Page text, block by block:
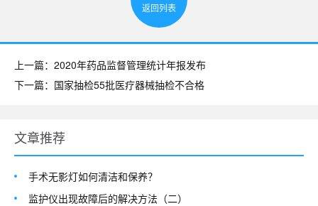
返回列表
上一篇：2020年药品监督管理统计年报发布
下一篇：国家抽检55批医疗器械抽检不合格
文章推荐
手术无影灯如何清洁和保养？
监护仪出现故障后的解决方法（二）